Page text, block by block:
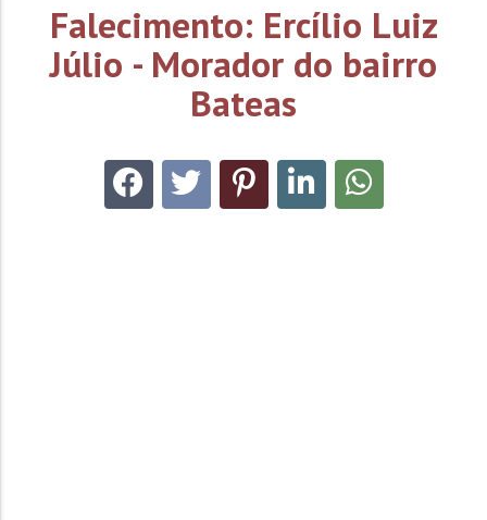
Falecimento: Ercílio Luiz
Júlio - Morador do bairro
Bateas